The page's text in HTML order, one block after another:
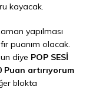
kayacak.
yapılması
puanım olacak.
diye POP SESİ
Puan artırıyorum
blokta